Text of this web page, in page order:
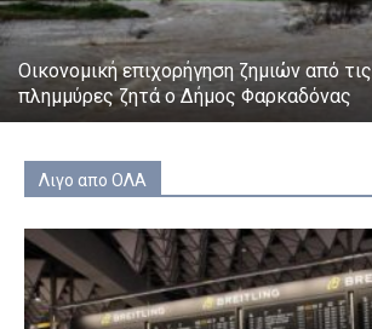
Οικονομική επιχορήγηση ζημιών από τις
πλημμύρες ζητά ο Δήμος Φαρκαδόνας
Λιγο απο ΟΛΑ